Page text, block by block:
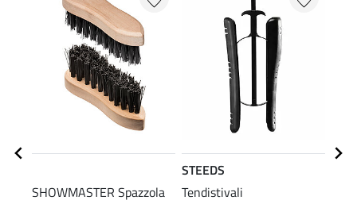
SHOWMASTER Spazzola
STEEDS
Tendistivali